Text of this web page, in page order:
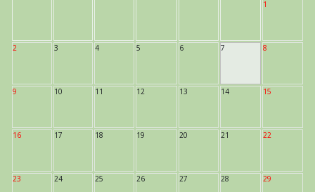
1
2 3 4 5 6 7 8
9 10 11 12 13 14 15
16 17 18 19 20 21 22
23 24 25 26 27 28 29